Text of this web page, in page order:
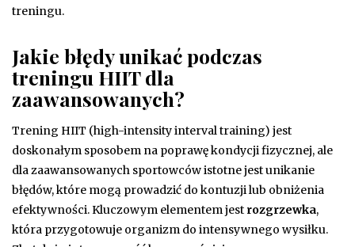
treningu.
Jakie błędy unikać podczas
treningu HIIT dla
zaawansowanych?
Trening HIIT (high-intensity interval training) jest
doskonałym sposobem na poprawę kondycji fizycznej, ale
dla zaawansowanych sportowców istotne jest unikanie
błędów, które mogą prowadzić do kontuzji lub obniżenia
efektywności. Kluczowym elementem jest rozgrzewka,
która przygotowuje organizm do intensywnego wysiłku.